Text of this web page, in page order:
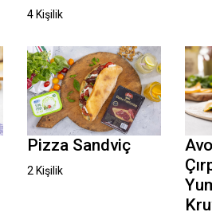
4 Kişilik
Pizza Sandviç
2 Kişilik